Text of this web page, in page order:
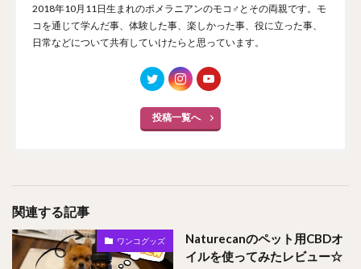
2018年10月11日生まれのポメラニアンのモコ♂とその両親です。モ
コを通じて学んだ事、体験した事、楽しかった事、役に立った事、
日常などについて共有していけたらと思っています。
投稿一覧へ
関連する記事
ワンコグッズ
Naturecanのペット用CBDオ
イルを使ってみたレビュー☆